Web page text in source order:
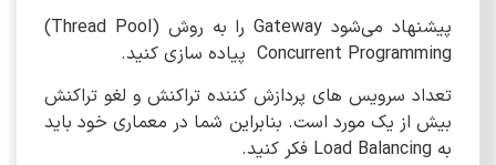
پیشنهاد می‌شود Gateway را به روش (Thread Pool)
Concurrent Programming پیاده سازی کنید.
تعداد سرویس های پردازش کننده تراکنش و لغو تراکنش
بیش از یک مورد است. بنابراین شما در معماری خود باید
به Load Balancing فکر کنید.